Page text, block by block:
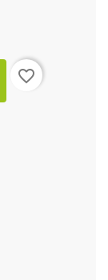
favorite_border